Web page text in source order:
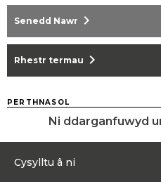
Senedd Nawr chevron_right
Rhestr termau chevron_right
PERTHNASOL
Ni ddarganfuwyd
Cysylltu â ni